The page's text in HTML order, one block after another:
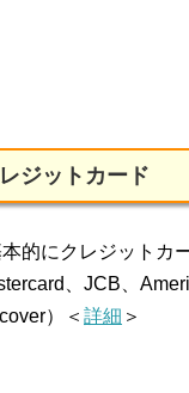
ジットカード
的にクレジットカ
、JCB、
）＜ 詳細 ＞